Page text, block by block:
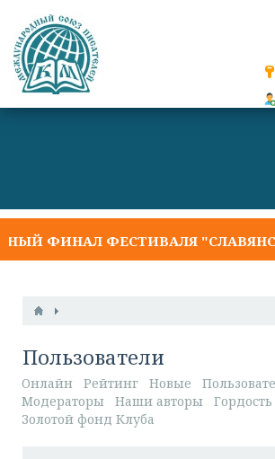
ФИНАЛ ФЕСТИВАЛЯ
Пользователи
Онлайн Рейтинг Новые
Модераторы
Наши авторы
Золотой фонд Клуба